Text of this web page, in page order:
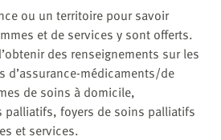
ou un territoire pour savoir
et de services y sont offerts.
des renseignements sur les
d’assurance-médicaments/de
de soins à domicile,
palliatifs, foyers de soins palliatifs
et services.